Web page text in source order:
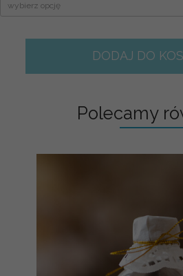
DODAJ DO
Polecamy